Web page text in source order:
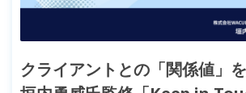
クライアントとの「関係値」